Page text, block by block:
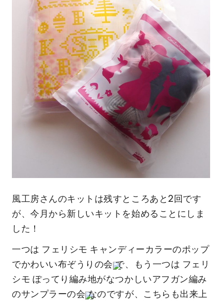
風工房さんのキットは残すところあと2回です
が、今月から新しいキットを始めることにしま
した！
一つは フェリシモ キャンディーカラーのポップ
でかわいい布ぞうりの会で、もう一つは フェリ
シモ ぽってり編み地がなつかしいアフガン編み
のサンプラーの会なのですが、こちらも出来上